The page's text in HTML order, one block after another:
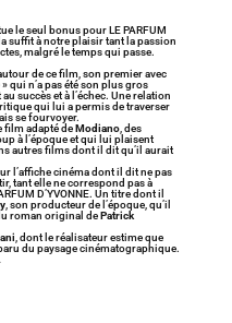
le seul bonus pour LE PARFUM
suffit à notre plaisir tant la passion
malgré le temps qui passe.
de ce film, son premier avec
» qui n’a pas été son plus gros
succès et à l’échec. Une relation
qui lui a permis de traverser
se fourvoyer.
film adapté deModiano, des
à l’époque et qui lui plaisent
autres films dont il dit qu’il aurait
l’affiche cinéma dont il dit ne pas
tant elle ne correspond pas à
D’YVONNE. Un titre dont il
, son producteur de l’époque, qu’il
roman original dePatrick
, dont le réalisateur estime que
du paysage cinématographique.